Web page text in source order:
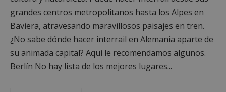
grandes centros metropolitanos hasta los Alpes en
Baviera, atravesando maravillosos paisajes en tren.
¿No sabe dónde hacer interrail en Alemania aparte de
su animada capital? Aquí le recomendamos algunos.
Berlín No hay lista de los mejores lugares...